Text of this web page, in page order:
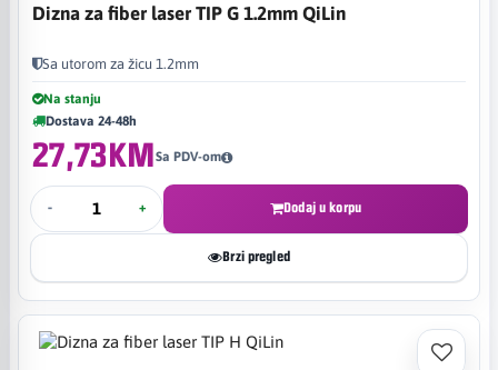
Dizna za fiber laser TIP G 1.2mm QiLin
Sa utorom za žicu 1.2mm
Na stanju
Dostava 24-48h
27,73KMSa PDV-om
- + Dodaj u korpu
Brzi pregled